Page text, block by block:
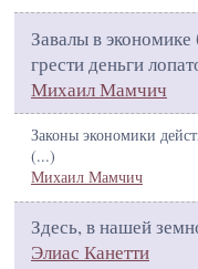
Завалы в
грести деньги
Михаил Мамчич
Законы экономики
(...)
Михаил Мамчич
Здесь, в нашей
Элиас Канетти